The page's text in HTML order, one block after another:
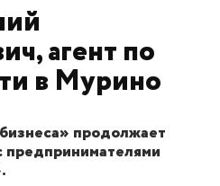
агент по
в Мурино
продолжает
предпринимателями